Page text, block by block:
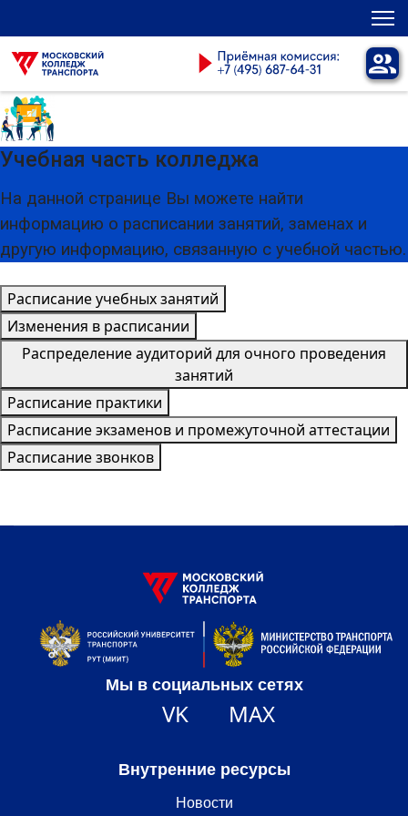
Учебная часть колледжа
На данной странице Вы можете найти
информацию о расписании занятий, заменах и
другую информацию, связанную с учебной частью.
Расписание учебных занятий
Изменения в расписании
Распределение аудиторий для очного проведения
занятий
Расписание практики
Расписание экзаменов и промежуточной аттестации
Расписание звонков
Мы в социальных сетях
VK MAX
Внутренние ресурсы
Новости